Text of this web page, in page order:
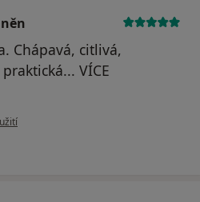
Chápavá, citlivá,
VÍCE
Váš účet byl odstraněn